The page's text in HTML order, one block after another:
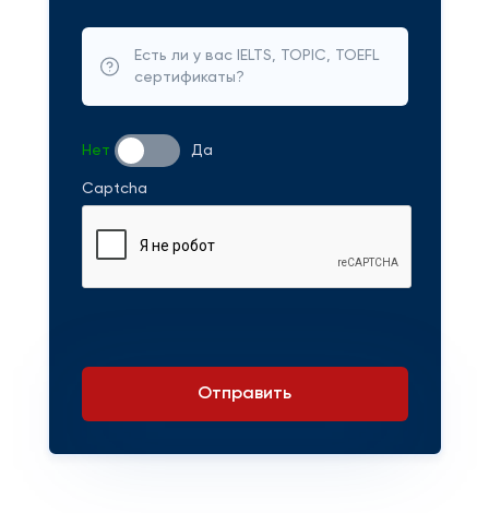
Есть ли у вас IELTS, TOPIC, TOEFL
сертификаты?
Нет Да
Captcha
Отправить